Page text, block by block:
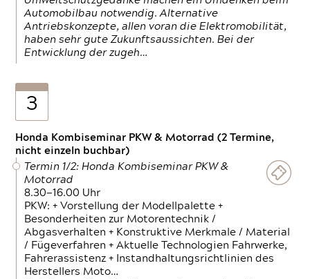
Automobilbau notwendig. Alternative
Antriebskonzepte, allen voran die Elektromobilität,
haben sehr gute Zukunftsaussichten. Bei der
Entwicklung der zugeh…
3
Honda Kombiseminar PKW & Motorrad (2 Termine,
nicht einzeln buchbar)
Termin 1/2: Honda Kombiseminar PKW &
Motorrad
8.30—16.00 Uhr
PKW: + Vorstellung der Modellpalette +
Besonderheiten zur Motorentechnik /
Abgasverhalten + Konstruktive Merkmale / Material
/ Fügeverfahren + Aktuelle Technologien Fahrwerke,
Fahrerassistenz + Instandhaltungsrichtlinien des
Herstellers Moto…